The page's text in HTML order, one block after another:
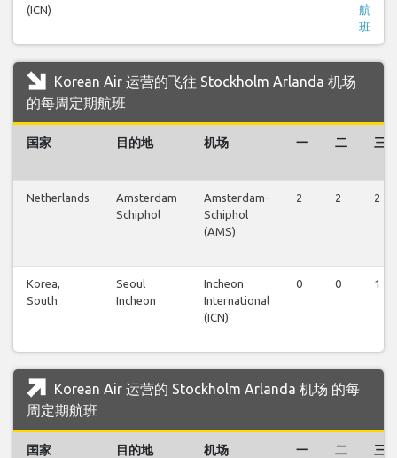
(ICN)
航
班
Korean Air 运营的飞往 Stockholm Arlanda 机场
的每周定期航班
国家 目的地 机场 一 二 三
Netherlands
Amsterdam
Schiphol
Amsterdam-
Schiphol
(AMS)
2 2 2
Korea,
South
Seoul
Incheon
Incheon
International
(ICN)
0 0 1
Korean Air 运营的 Stockholm Arlanda 机场 的每
周定期航班
国家 目的地 机场 一 二 三